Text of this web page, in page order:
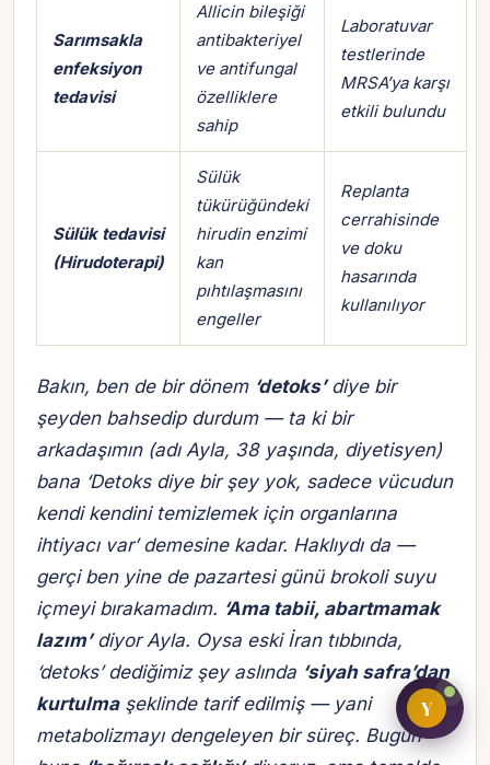
Hesabına giriş yap
Rolüne uygun panelden devam et.
Üretici / çiftçi paneli
B2B alıcı paneli
Sarımsakla
enfeksiyon
tedavisi
Allicin bileşiği
antibakteriyel
ve antifungal
özelliklere
sahip
Laboratuvar
testlerinde
MRSA’ya karşı
etkili bulundu
Sülük tedavisi
(Hirudoterapi)
Sülük
tükürüğündeki
hirudin enzimi
kan
pıhtılaşmasını
engeller
Replanta
cerrahisinde
ve doku
hasarında
kullanılıyor
Bakın, ben de bir dönem ‘detoks’diye bir
şeyden bahsedip durdum — ta ki bir
arkadaşımın (adı Ayla, 38 yaşında, diyetisyen)
bana ‘Detoks diye bir şey yok, sadece vücudun
kendi kendini temizlemek için organlarına
ihtiyacı var’demesine kadar. Haklıydı da —
gerçi ben yine de pazartesi günü brokoli suyu
içmeyi bırakamadım. ‘Ama tabii, abartmamak
lazım’diyor Ayla. Oysa eski İran tıbbında,
‘detoks’ dediğimiz şey aslında ‘siyah safra’dan
kurtulmaşeklinde tarif edilmiş — yani
metabolizmayı dengeleyen bir süreç. Bugün
Y